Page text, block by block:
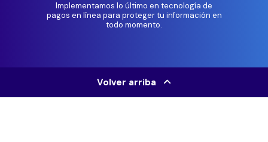
Implementamos lo último en tecnología de
pagos en línea para proteger tu información en
todo momento.
Volver arriba